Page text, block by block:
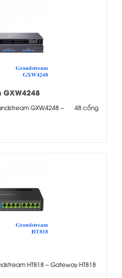
GXW4248
GXW4248 – 48 cổng
HT818 – Gateway HT818